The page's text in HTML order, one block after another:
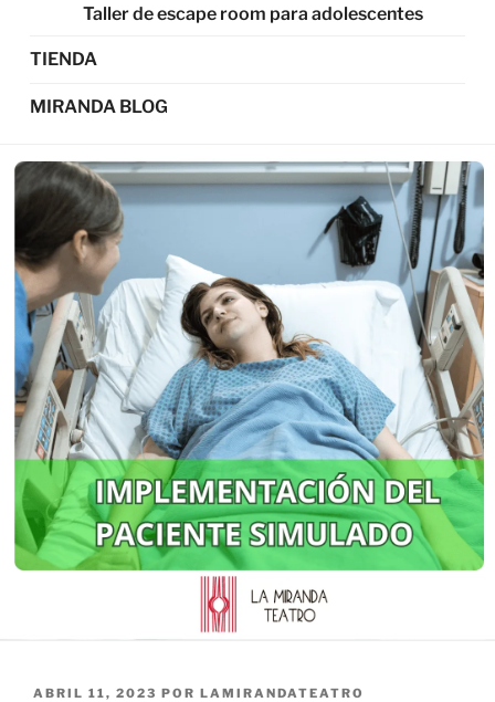
Taller de escape room para adolescentes
TIENDA
MIRANDA BLOG
ABRIL 11, 2023 POR LAMIRANDATEATRO